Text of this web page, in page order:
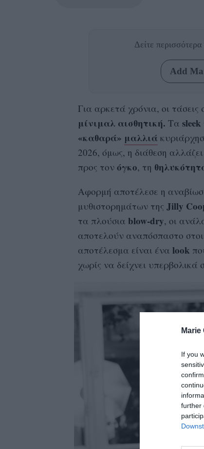
Marie
If you
further
Δείτε
Add
Για αρκετά χρόνια, οι
μίνιμαλ αισθητική. Τα
«καθαρά» μαλλιά
2026, όμως, η διάθεση
προς τον όγκο, τη
Αφορμή αποτέλεσε η
μυθιστορημάτων της Jilly
τα πλούσια blow-dry, οι
αποτελούν αναπόσπαστο
αποτέλεσμα είναι ένα look
χωρίς να δείχνει υπερβολικά